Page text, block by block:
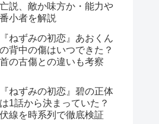
亡説、敵か味方か・能力や
番小者を解説
『ねずみの初恋』あおくん
の背中の傷はいつできた？
首の古傷との違いも考察
『ねずみの初恋』碧の正体
は1話から決まっていた？
伏線を時系列で徹底検証